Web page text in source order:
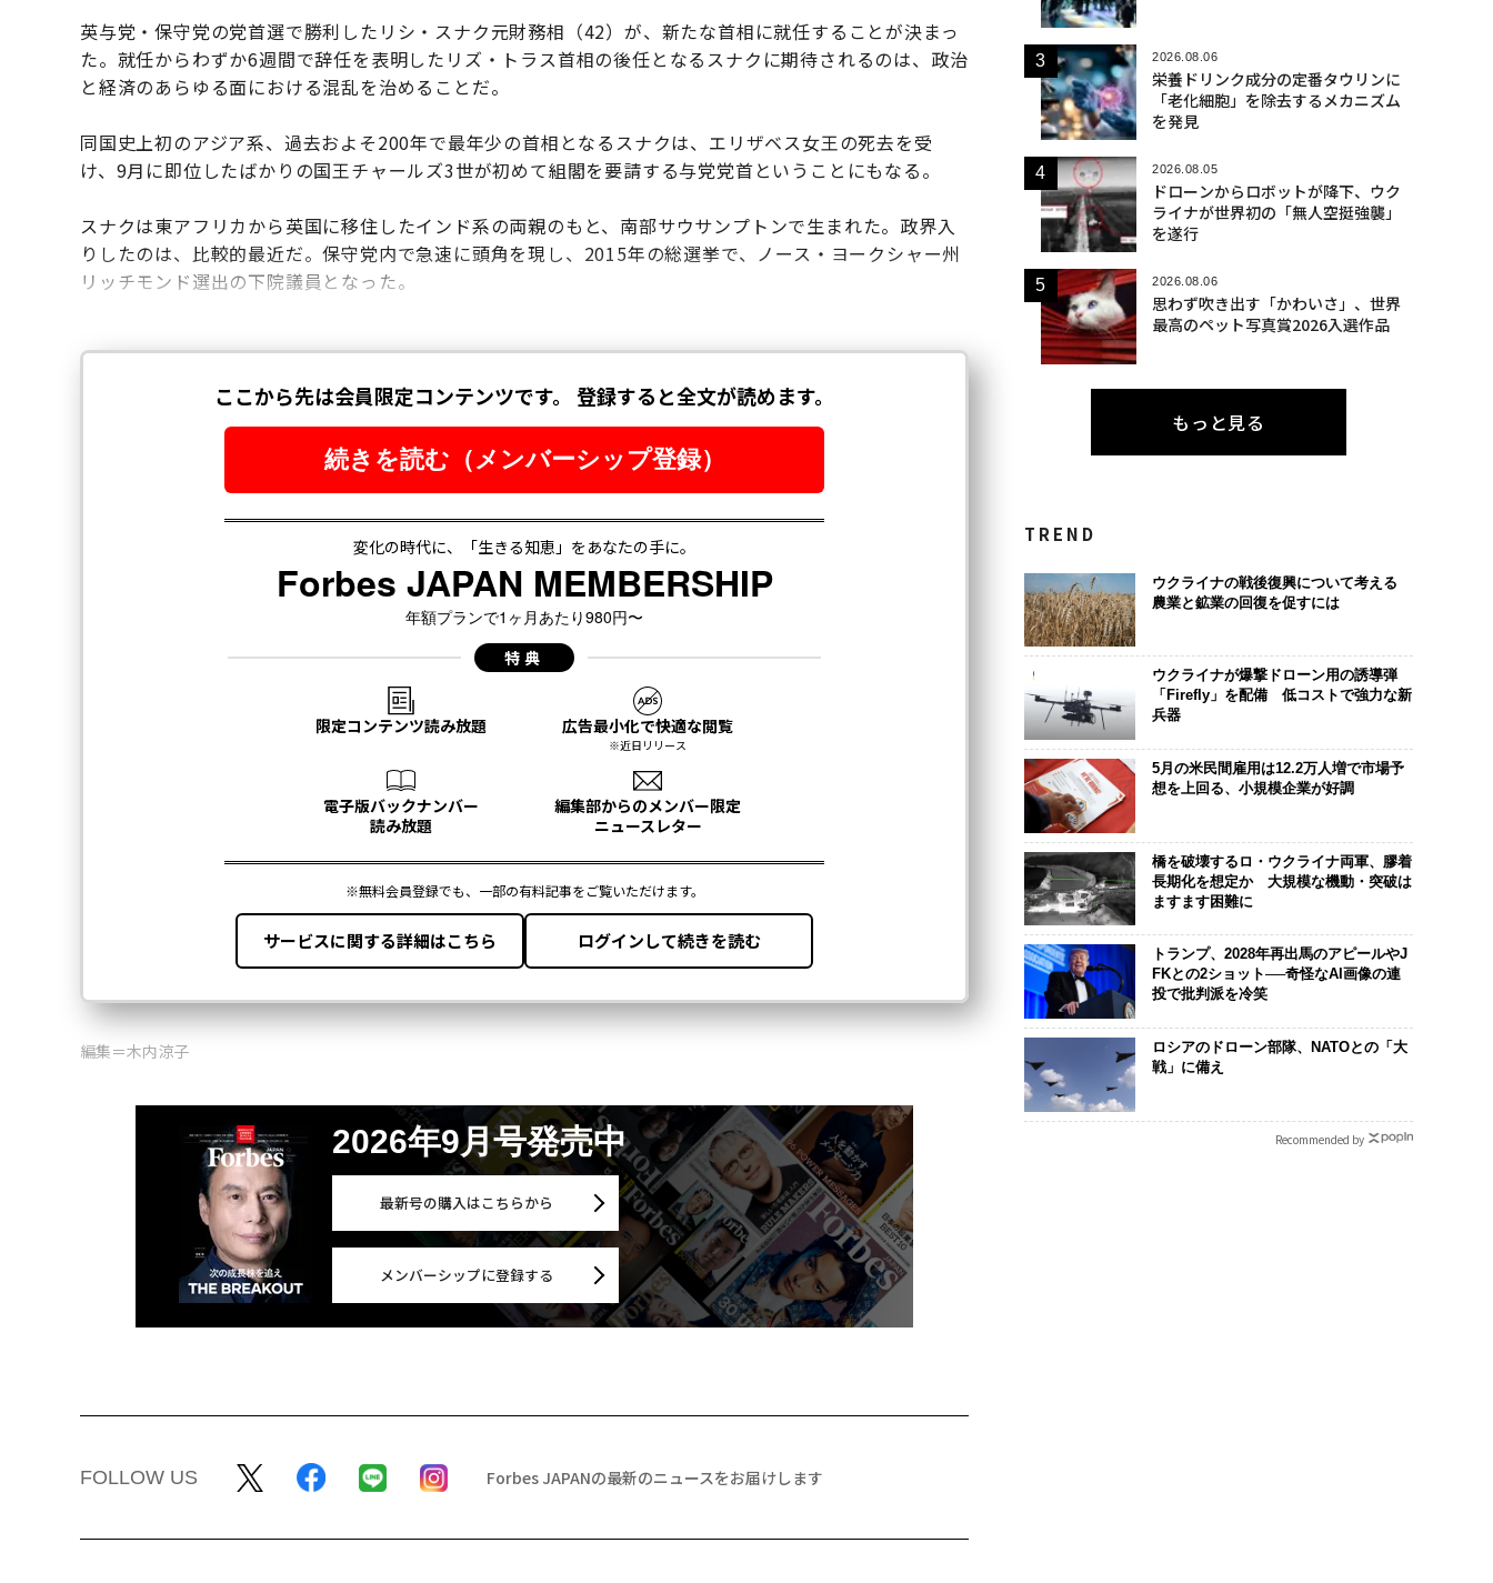
英与党・保守党の党首選で勝利したリシ・スナク元財務相（42）が、新たな首相に就任することが決まっ
た。就任からわずか6週間で辞任を表明したリズ・トラス首相の後任となるスナクに期待されるのは、政治
と経済のあらゆる面における混乱を治めることだ。
同国史上初のアジア系、過去およそ200年で最年少の首相となるスナクは、エリザベス女王の死去を受
け、9月に即位したばかりの国王チャールズ3世が初めて組閣を要請する与党党首ということにもなる。
スナクは東アフリカから英国に移住したインド系の両親のもと、南部サウサンプトンで生まれた。政界入
りしたのは、比較的最近だ。保守党内で急速に頭角を現し、2015年の総選挙で、ノース・ヨークシャー州
リッチモンド選出の下院議員となった。
編集＝木内涼子
2026年9月号発売中
最新号の購入はこちらから
メンバーシップに登録する
FOLLOW US Forbes JAPANの最新のニュースをお届けします
2026.08.06
栄養ドリンク成分の定番タウリンに
「老化細胞」を除去するメカニズム
を発見
2026.08.05
ドローンからロボットが降下、ウク
ライナが世界初の「無人空挺強襲」
を遂行
2026.08.06
思わず吹き出す「かわいさ」、世界
最高のペット写真賞2026入選作品
もっと見る
TREND
ウクライナの戦後復興について考える
農業と鉱業の回復を促すには
ウクライナが爆撃ドローン用の誘導弾
「Firefly」を配備 低コストで強力な新
兵器
5月の米民間雇用は12.2万人増で市場予
想を上回る、小規模企業が好調
橋を破壊するロ・ウクライナ両軍、膠着
長期化を想定か 大規模な機動・突破は
ますます困難に
トランプ、2028年再出馬のアピールやJ
FKとの2ショット──奇怪なAI画像の連
投で批判派を冷笑
ロシアのドローン部隊、NATOとの「大
戦」に備え
Recommended by